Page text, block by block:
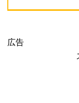
広告